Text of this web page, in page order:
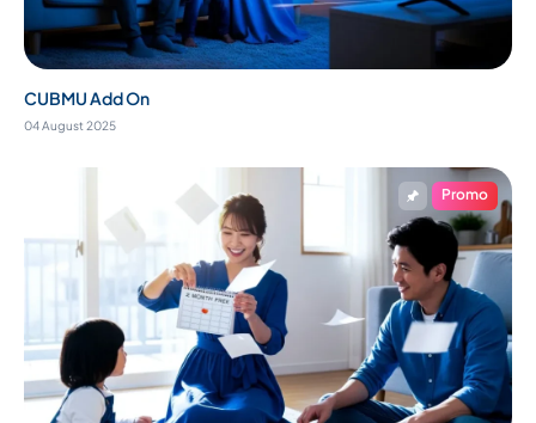
CUBMU Add On
04 August 2025
Promo